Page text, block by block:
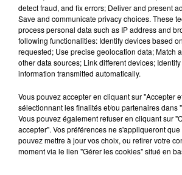
RECEVEZ LES ALERTES INFOS
EN TÉLÉCHARGEANT
RCA
detect fraud, and fix errors; Deliver and present
Save and communicate privacy choices. These
process personal data such as IP address and
following functionalities: Identify devices based
requested; Use precise geolocation data; Match
other data sources; Link different devices;
information transmitted automatically.
Vous pouvez accepter en cliquant sur "Accepter
sélectionnant les finalités et/ou partenaires dans
Vous pouvez également refuser en cliquant sur
accepter". Vos préférences ne s'appliqueront
pouvez mettre à jour vos choix, ou retirer votre
moment via le lien "Gérer les cookies" situé en